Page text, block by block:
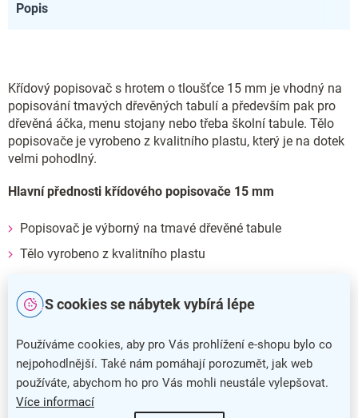
S cookies se nábytek vybírá lépe
Používáme cookies, aby pro Vás prohlížení e-shopu bylo co
nejpohodlnější. Také nám pomáhají porozumět, jak web
používáte, abychom ho pro Vás mohli neustále vylepšovat.
Více informací
Popis
Křídový popisovač s hrotem o tloušťce 15 mm je vhodný na
popisování tmavých dřevěných tabulí a především pak pro
dřevěná áčka, menu stojany nebo třeba školní tabule. Tělo
popisovače je vyrobeno z kvalitního plastu, který je na dotek
velmi pohodlný.
Hlavní přednosti křídového popisovače 15 mm
Popisovač je výborný na tmavé dřevěné tabule
Tělo vyrobeno z kvalitního plastu
Doplňkové parametry
Kategorie: Popisovače
Barva: bílá